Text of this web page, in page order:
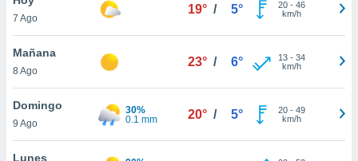
en
más
nuestra
de
7 Ago
19° / 5° 20- 46
km/h
Mañana
8 Ago
23° / 6° 13- 34
km/h
Domingo
9 Ago
30%
0.1 mm
20° / 5° 20- 49
km/h
Lunes